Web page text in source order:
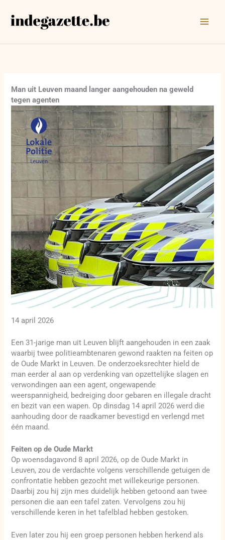
naar
Man uit Leuven maand langer aangehouden na geweld
tegen agenten
14 april 2026
Een 31-jarige man uit Leuven blijft aangehouden in een zaak
waarbij twee politieambtenaren gewond raakten na feiten op
de Oude Markt in Leuven. De onderzoeksrechter hield de
man eerder al aan op verdenking van opzettelijke slagen en
verwondingen aan een agent, ongewapende
weerspannigheid, bedreiging door gebaren en illegale dracht
en bezit van een wapen. Op dinsdag 14 april 2026 werd die
aanhouding door de raadkamer bevestigd en verlengd met
één maand.
Feiten op de Oude Markt
Op woensdagavond 8 april 2026, op de Oude Markt in
Leuven, zou de verdachte volgens verschillende getuigen de
confrontatie hebben gezocht met willekeurige personen.
Daarbij zou hij zijn mes duidelijk hebben getoond aan twee
personen die aan een tafel zaten. Vervolgens zou hij
verschillende keren in het tafelblad hebben gestoken.
Even later zou hij een groep personen hebben herkend als